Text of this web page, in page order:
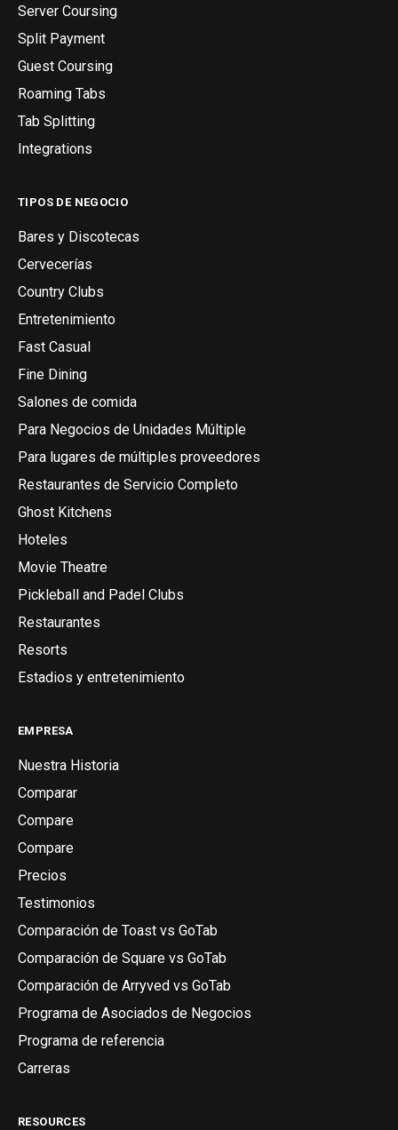
Server Coursing
Split Payment
Guest Coursing
Roaming Tabs
Tab Splitting
Integrations
TIPOS DE NEGOCIO
Bares y Discotecas
Cervecerías
Country Clubs
Entretenimiento
Fast Casual
Fine Dining
Salones de comida
Para Negocios de Unidades Múltiple
Para lugares de múltiples proveedores
Restaurantes de Servicio Completo
Ghost Kitchens
Hoteles
Movie Theatre
Pickleball and Padel Clubs
Restaurantes
Resorts
Estadios y entretenimiento
EMPRESA
Nuestra Historia
Comparar
Compare
Compare
Precios
Testimonios
Comparación de Toast vs GoTab
Comparación de Square vs GoTab
Comparación de Arryved vs GoTab
Programa de Asociados de Negocios
Programa de referencia
Carreras
RESOURCES